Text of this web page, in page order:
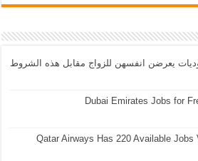
يعرضن انفسهن للزواج مقابل هذه الشروط
Dubai Emirates Jobs for
Qatar Airways Has 220 Available